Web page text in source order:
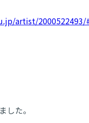
artist/2000522493/
した。